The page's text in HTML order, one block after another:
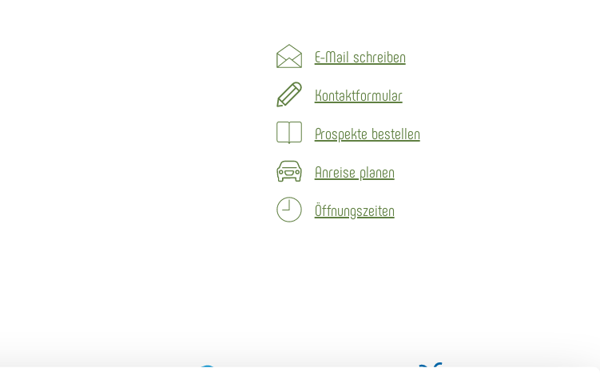
E-Mail schreiben
Kontaktformular
Prospekte bestellen
Anreise planen
Öffnungszeiten